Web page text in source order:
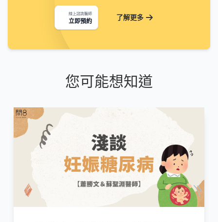
線上諮詢醫師
立即預約 了解更多
您可能想知道